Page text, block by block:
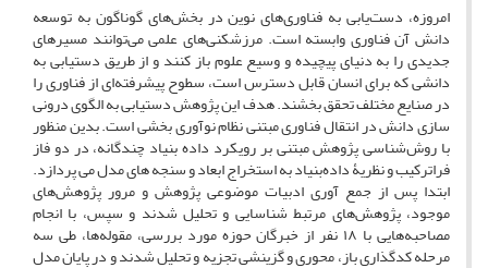
امروزه، دست‌یابی به فناوری‌های نوین در بخش‌های گوناگون به توسعه
دانش آن فناوری وابسته است. مرزشکنی‌های علمی می‌توانند مسیرهای
جدیدی را به دنیای پیچیده و وسیع علوم باز کنند و از طریق دستیابی به
دانشی که برای انسان قابل دسترس است، سطوح پیشرفته‌ای از فناوری را
در صنایع مختلف تحقق بخشند. هدف این پژوهش دستیابی به الگوی درونی
سازی دانش در انتقال فناوری مبتنی نظام نوآوری بخشی است. بدین منظور
با روش‌شناسی پژوهش مبتنی بر رویکرد داده بنیاد چندگانه، در دو فاز
فراترکیب و نظریۀ داده‌بنیاد به استخراج ابعاد و سنجه های مدل می پردازد.
ابتدا پس از جمع آوری ادبیات موضوعی پژوهش و مرور پژوهش‌های
موجود، پژوهش‌های مرتبط شناسایی و تحلیل شدند و سپس، با انجام
مصاحبه‌هایی با ۱۸ نفر از خبرگان حوزه مورد بررسی، مقوله‌ها، طی سه
مرحله کدگذاری باز، محوری و گزینشی تجزیه و تحلیل شدند و در پایان مدل